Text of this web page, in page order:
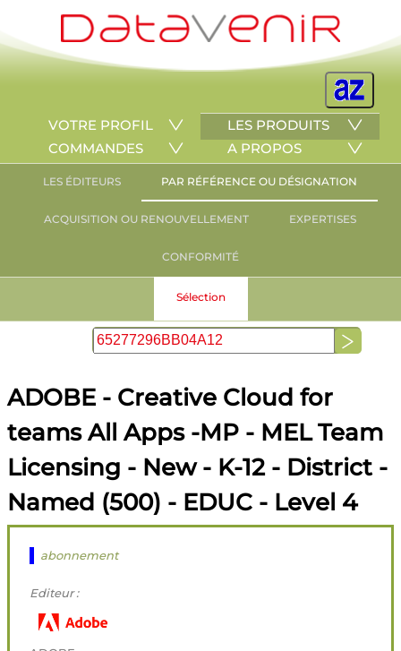
VOTRE PROFIL
LES PRODUITS
COMMANDES
A PROPOS
LES ÉDITEURS PAR RÉFÉRENCE OU DÉSIGNATION
ACQUISITION OU RENOUVELLEMENT EXPERTISES
CONFORMITÉ
Sélection
ADOBE - Creative Cloud for
teams All Apps -MP - MEL Team
Licensing - New - K-12 - District -
Named (500) - EDUC - Level 4
abonnement
Editeur :